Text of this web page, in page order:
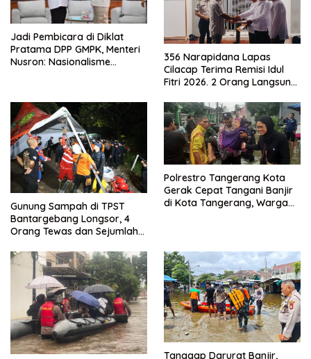
Jadi Pembicara di Diklat
Pratama DPP GMPK, Menteri
Nusron: Nasionalisme
356 Narapidana Lapas
Cilacap Terima Remisi Idul
Fitri 2026. 2 Orang Langsung
Gunung Sampah di TPST
Bantargebang Longsor, 4
Orang Tewas dan Sejumlah
Polrestro Tangerang Kota
Gerak Cepat Tangani Banjir
di Kota Tangerang, Warga
Tanggap Darurat Banjir,